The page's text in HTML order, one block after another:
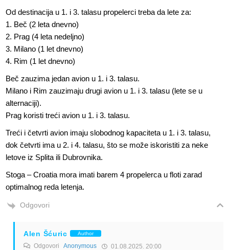
Od destinacija u 1. i 3. talasu propelerci treba da lete za:
1. Beč (2 leta dnevno)
2. Prag (4 leta nedeljno)
3. Milano (1 let dnevno)
4. Rim (1 let dnevno)
Beč zauzima jedan avion u 1. i 3. talasu.
Milano i Rim zauzimaju drugi avion u 1. i 3. talasu (lete se u
alternaciji).
Prag koristi treći avion u 1. i 3. talasu.
Treći i četvrti avion imaju slobodnog kapaciteta u 1. i 3. talasu,
dok četvrti ima u 2. i 4. talasu, što se može iskoristiti za neke
letove iz Splita ili Dubrovnika.
Stoga – Croatia mora imati barem 4 propelerca u floti zarad
optimalnog reda letenja.
Odgovori
Alen Šćuric Author
Odgovori Anonymous 01.08.2025. 20:00